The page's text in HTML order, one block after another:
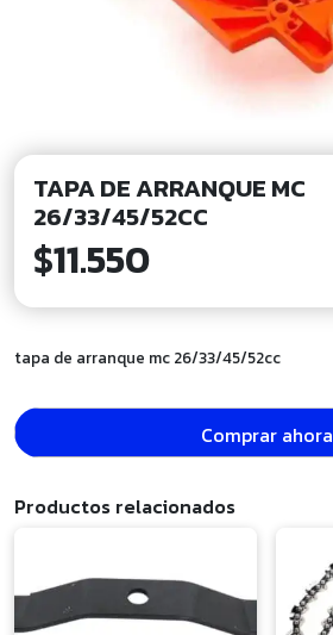
TAPA DE ARRANQUE MC
26/33/45/52CC
$11.550
tapa de arranque mc 26/33/45/52cc
Comprar ahora
Productos relacionados